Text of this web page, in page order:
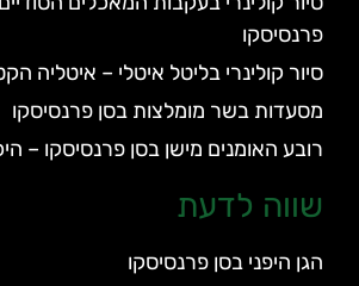
פרנסיסקו
סיור קולינרי בליטל איטלי – איטליה
מסעדות בשר מומלצות בסן פרנסיסקו
רובע האומנים מישן בסן פרנסיסקו –
שווה לדעת
הגן היפני בסן פרנסיסקו